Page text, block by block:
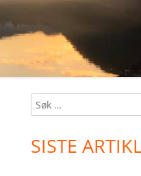
Main
Sidebar
Søk
etter:
SISTE